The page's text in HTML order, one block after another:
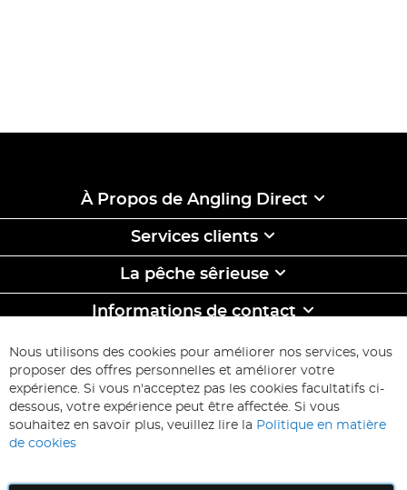
À Propos de Angling Direct
Services clients
La pêche sêrieuse
Informations de contact
ABONNEZ-VOUS & ECONOMISEZ
Inscription
à
d’information
:
Inscription
Nous utilisons des cookies pour améliorer nos services, vous
proposer des offres personnelles et améliorer votre
expérience. Si vous n'acceptez pas les cookies facultatifs ci-
dessous, votre expérience peut être affectée. Si vous
souhaitez en savoir plus, veuillez lire la Politique en matière
de cookies